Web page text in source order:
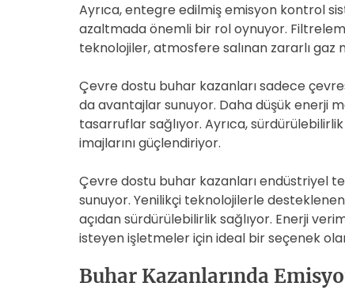
Ayrıca, entegre edilmiş emisyon kontrol
azaltmada önemli bir rol oynuyor.
teknolojiler, atmosfere salınan zararlı gaz
Çevre dostu buhar kazanları sadece
da avantajlar sunuyor. Daha düşük enerji
tasarruflar sağlıyor. Ayrıca,
imajlarını güçlendiriyor.
Çevre dostu buhar kazanları endüstriyel
sunuyor. Yenilikçi teknolojilerle
açıdan sürdürülebilirlik sağlıyor. Enerji
isteyen işletmeler için ideal bir seçenek
Buhar Kazanlarında